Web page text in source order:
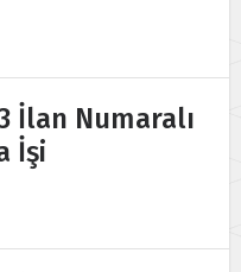
İlan Numaralı
İşi